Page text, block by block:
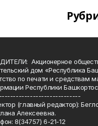
Акционерное
дом «Республика
по печати и средствам
Республики
(главный редактор):
Алексеевна.
8(34757) 6-21-12